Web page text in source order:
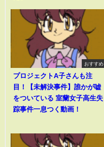
おすすめ
プロジェクトA子さんも注
目！【未解決事件】誰かが嘘
をついている 室蘭女子高生失
踪事件一息つく動画！